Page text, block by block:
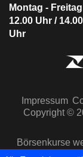
Montag -
12.00 Uhr /
Uhr
Impressum
Copyright ©
Börsenkurse